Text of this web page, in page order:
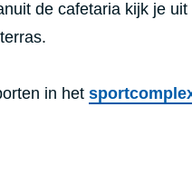
de cafetaria kijk je uit
in het